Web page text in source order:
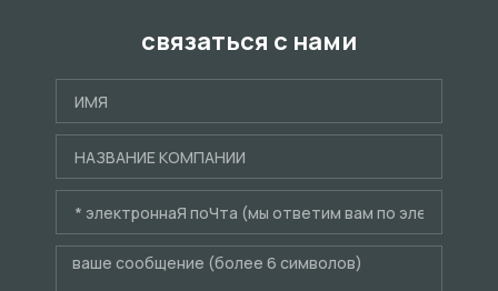
связаться с нами